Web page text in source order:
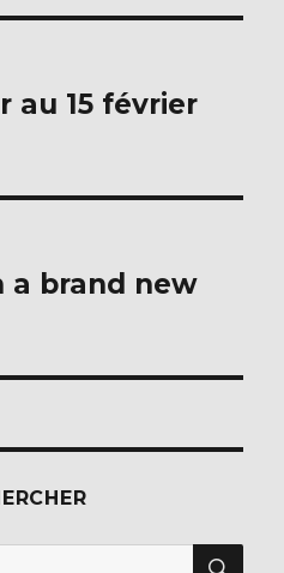
au 15 février
a brand new